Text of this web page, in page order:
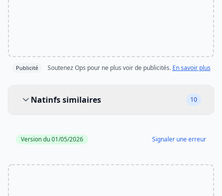
Publicité Soutenez Ops pour ne plus voir de publicités. En savoir plus
Natinfs similaires
10
Version du 01/05/2026 Signaler une erreur